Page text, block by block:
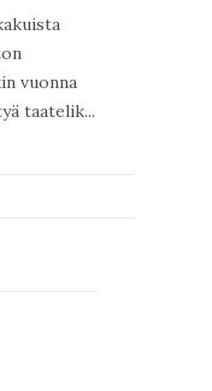
vuonna
taatelik...